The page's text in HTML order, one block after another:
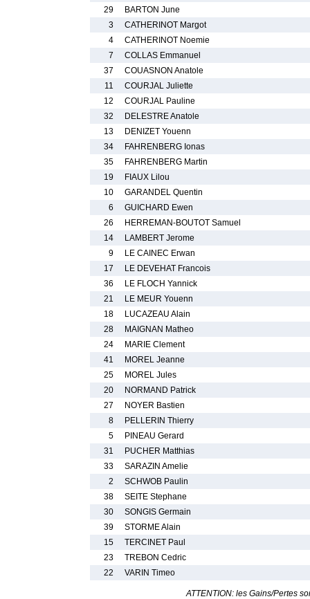
29
BARTON June
3
CATHERINOT Margot
4
CATHERINOT Noemie
7
COLLAS Emmanuel
37
COUASNON Anatole
11
COURJAL Juliette
12
COURJAL Pauline
32
DELESTRE Anatole
13
DENIZET Youenn
34
FAHRENBERG Ionas
35
FAHRENBERG Martin
19
FIAUX Lilou
10
GARANDEL Quentin
6
GUICHARD Ewen
26
HERREMAN-BOUTOT Samuel
14
LAMBERT Jerome
9
LE CAINEC Erwan
17
LE DEVEHAT Francois
36
LE FLOCH Yannick
21
LE MEUR Youenn
18
LUCAZEAU Alain
28
MAIGNAN Matheo
24
MARIE Clement
41
MOREL Jeanne
25
MOREL Jules
20
NORMAND Patrick
27
NOYER Bastien
8
PELLERIN Thierry
5
PINEAU Gerard
31
PUCHER Matthias
33
SARAZIN Amelie
2
SCHWOB Paulin
38
SEITE Stephane
30
SONGIS Germain
39
STORME Alain
15
TERCINET Paul
23
TREBON Cedric
22
VARIN Timeo
ATTENTION: les Gains/Pertes